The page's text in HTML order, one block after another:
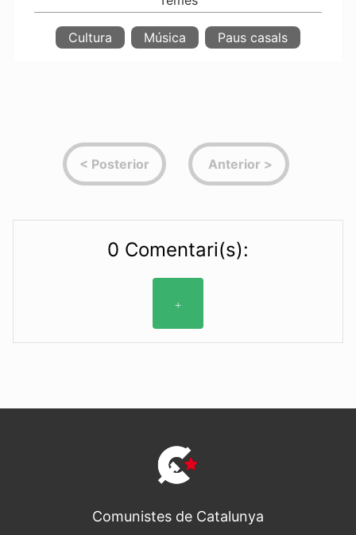
Cultura Música Paus casals
0 Comentari(s):
+
Comunistes de Catalunya